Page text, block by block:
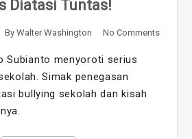
Diatasi Tuntas!
By Walter Washington No Comments
Subianto menyoroti serius
Simak penegasan
bullying sekolah dan kisah